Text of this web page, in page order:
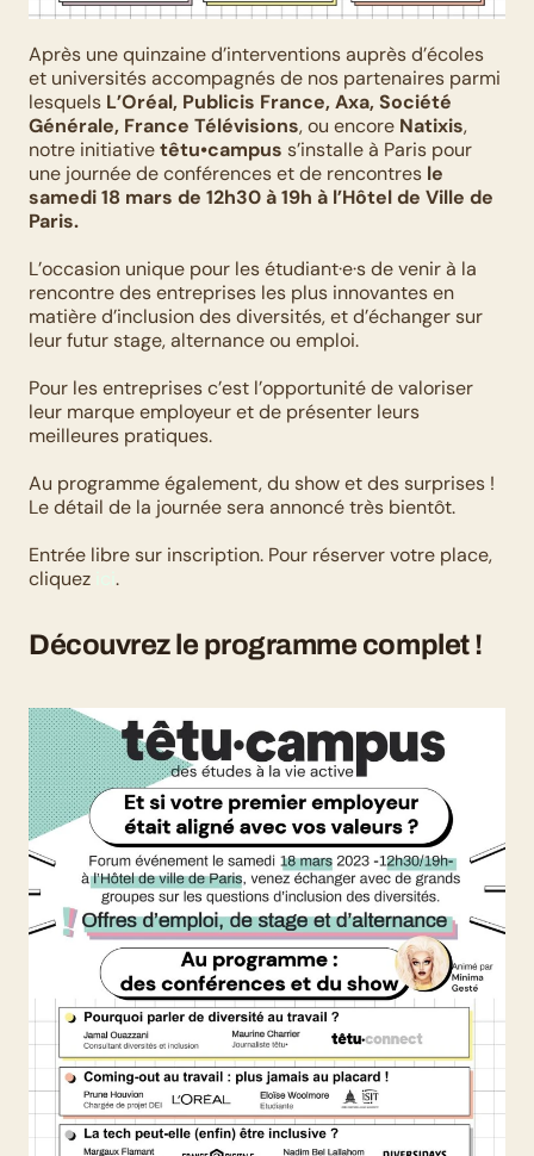
Après une quinzaine d’interventions auprès d’écoles
et universités accompagnés de nos partenaires parmi
lesquels L’Oréal, Publicis France, Axa, Société
Générale, France Télévisions, ou encore Natixis,
notre initiative têtu•campus s’installe à Paris pour
une journée de conférences et de rencontres le
samedi 18 mars de 12h30 à 19h à l’Hôtel de Ville de
Paris.
L’occasion unique pour les étudiant·e·s de venir à la
rencontre des entreprises les plus innovantes en
matière d’inclusion des diversités, et d’échanger sur
leur futur stage, alternance ou emploi.
Pour les entreprises c’est l’opportunité de valoriser
leur marque employeur et de présenter leurs
meilleures pratiques.
Au programme également, du show et des surprises !
Le détail de la journée sera annoncé très bientôt.
Entrée libre sur inscription. Pour réserver votre place,
cliquez
.
Découvrez le programme complet !